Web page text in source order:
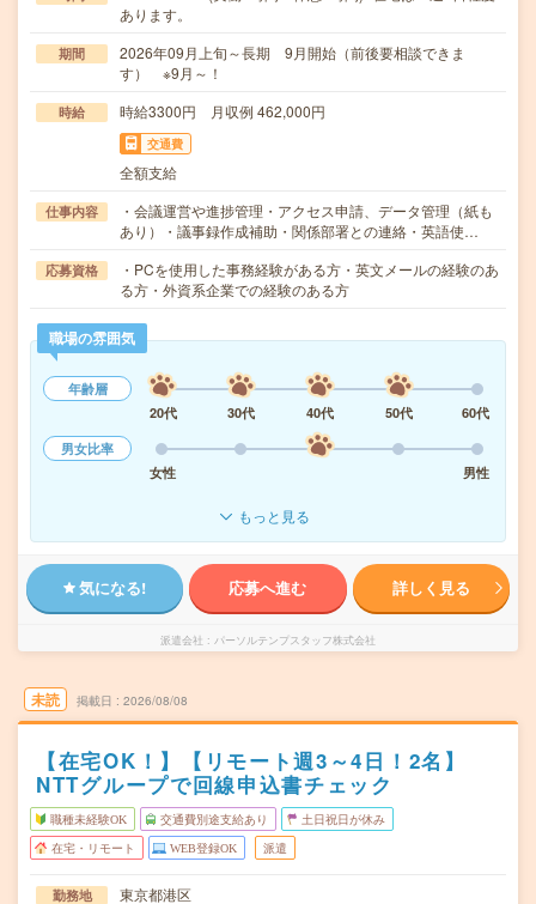
あります。
期間
2026年09月上旬～長期 9月開始（前後要相談できま
す） ※9月～！
時給 時給3300円 月収例 462,000円
交通費
全額支給
仕事内容
・会議運営や進捗管理・アクセス申請、データ管理（紙も
あり）・議事録作成補助・関係部署との連絡・英語使…
応募資格
・PCを使用した事務経験がある方・英文メールの経験のあ
る方・外資系企業での経験のある方
職場の雰囲気
年齢層
20代
30代 40代 50代
60代
男女比率
女性
男性
もっと見る
気になる! 応募へ進む 詳しく見る
派遣会社 パーソルテンプスタッフ株式会社
未読 掲載日 2026/08/08
【在宅OK！】【リモート週3～4日！2名】
NTTグループで回線申込書チェック
職種未経験OK 交通費別途支給あり 土日祝日が休み
在宅・リモート WEB登録OK 派遣
勤務地
東京都港区